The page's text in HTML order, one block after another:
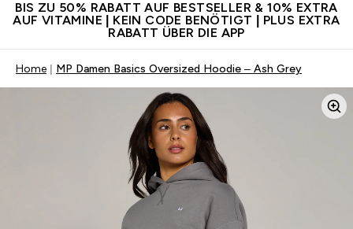
BIS ZU 50% RABATT AUF BESTSELLER & 10% EXTRA
AUF VITAMINE | KEIN CODE BENÖTIGT | PLUS EXTRA
RABATT ÜBER DIE APP
Home MP Damen Basics Oversized Hoodie – Ash Grey